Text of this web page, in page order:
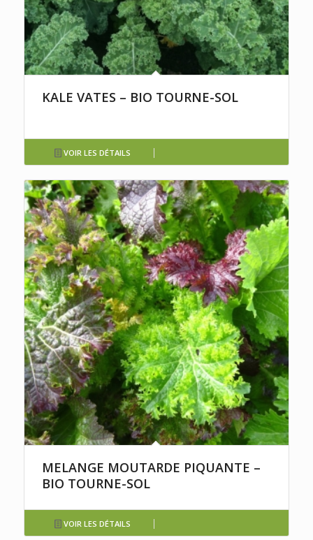
KALE VATES – BIO TOURNE-SOL
VOIR LES DÉTAILS
MELANGE MOUTARDE PIQUANTE –
BIO TOURNE-SOL
VOIR LES DÉTAILS